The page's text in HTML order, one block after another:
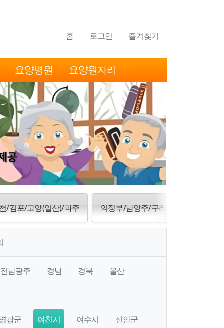
홈 로그인 즐겨찾기
요양병원 요양원자리
/김포/고양(일산)/파주 의정부/남양주/구리/양주/동두천/포
전남광주 경남 경북 울산
광군 여천시 여수시
신안군